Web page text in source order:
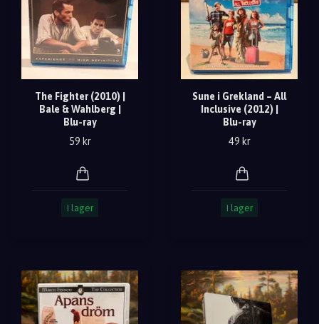
The Fighter (2010) |
Bale & Wahlberg |
Blu-ray
59 kr
I lager
Sune i Grekland – All
Inclusive (2012) |
Blu-ray
49 kr
I lager